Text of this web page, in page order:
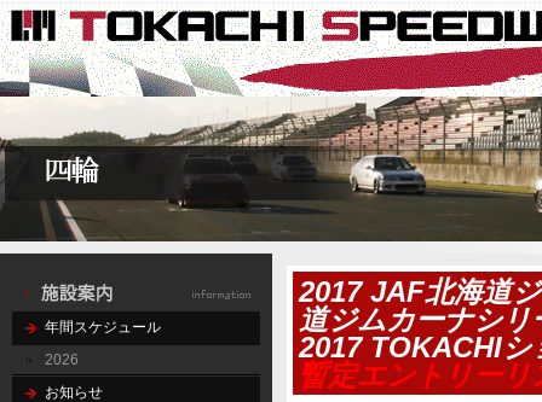
年間スケジュール
2026
お知らせ
2017 JAF北海道
道ジムカーナシ
2017 TOKACHIシ
暫定エントリーリ